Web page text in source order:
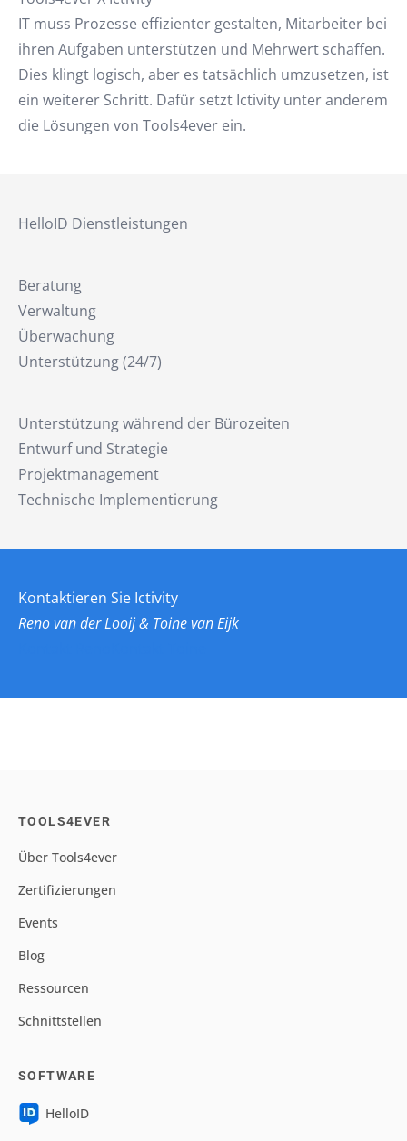
IT muss Prozesse effizienter gestalten, Mitarbeiter bei
ihren Aufgaben unterstützen und Mehrwert schaffen.
Dies klingt logisch, aber es tatsächlich umzusetzen, ist
ein weiterer Schritt. Dafür setzt Ictivity unter anderem
die Lösungen von Tools4ever ein.
HelloID Dienstleistungen
Beratung
Verwaltung
Überwachung
Unterstützung (24/7)
Unterstützung während der Bürozeiten
Entwurf und Strategie
Projektmanagement
Technische Implementierung
Kontaktieren Sie Ictivity
Reno van der Looij & Toine van Eijk
TOOLS4EVER
Über Tools4ever
Zertifizierungen
Events
Blog
Ressourcen
Schnittstellen
SOFTWARE
HelloID